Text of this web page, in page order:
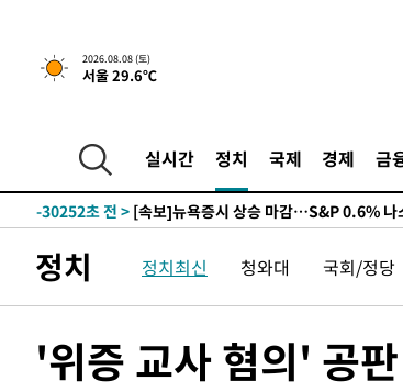
2026.08.08 (토)
서울 29.6℃
실시간 정치 국제 경제 금
-30252초 전 > [속보]뉴욕증시 상승 마감…S&P 0.6%
정치 정치최신 청와대 국회/정당
'위증 교사 혐의' 공